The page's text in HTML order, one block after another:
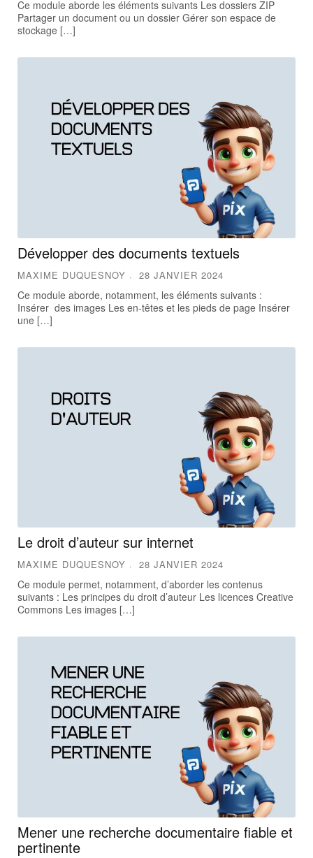
Ce module aborde les éléments suivants Les dossiers ZIP
Partager un document ou un dossier Gérer son espace de
stockage […]
Développer des documents textuels
MAXIME DUQUESNOY 28 JANVIER 2024
Ce module aborde, notamment, les éléments suivants :
Insérer des images Les en-têtes et les pieds de page Insérer
une […]
Le droit d’auteur sur internet
MAXIME DUQUESNOY 28 JANVIER 2024
Ce module permet, notamment, d’aborder les contenus
suivants : Les principes du droit d’auteur Les licences Creative
Commons Les images […]
Mener une recherche documentaire fiable et
pertinente